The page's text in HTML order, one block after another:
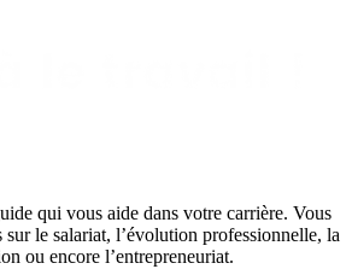
qui vous aide dans votre carrière. Vous
le salariat, l’évolution professionnelle, la
ou encore l’entrepreneuriat.